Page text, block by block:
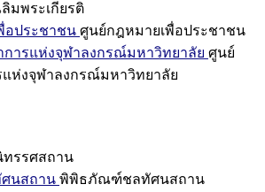
มพระเกียรติ
อประชาชน ศูนย์กฎหมายเพื่อประชาชน
การแห่งจุฬาลงกรณ์มหาวิทยาลัย ศูนย์
แห่งจุฬาลงกรณ์มหาวิทยาลัย
ทรรศสถาน
นสถาน พิพิธภัณฑ์ชลทัศนสถาน